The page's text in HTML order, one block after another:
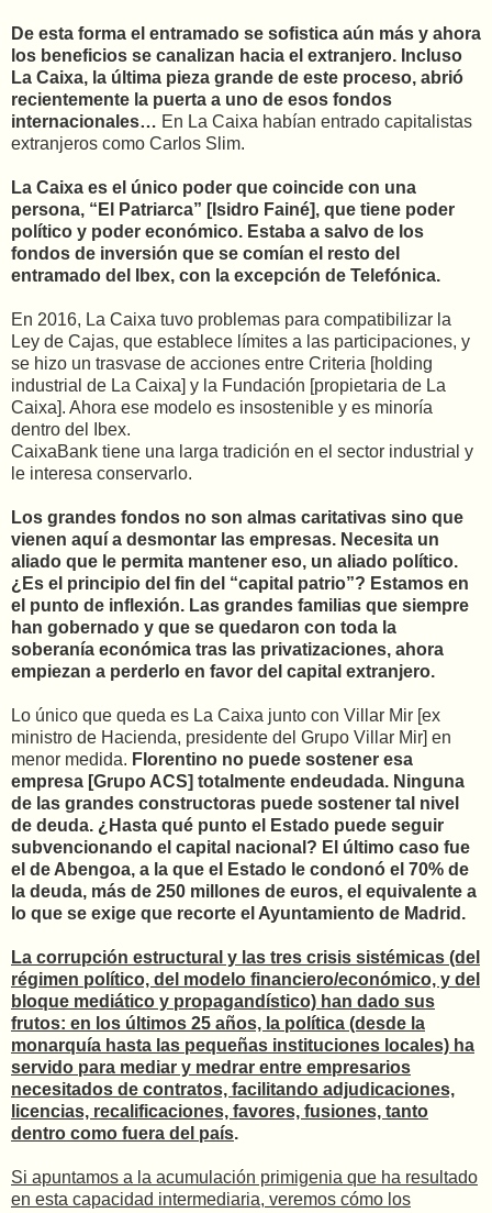
De esta forma el entramado se sofistica aún más y ahora
los beneficios se canalizan hacia el extranjero. Incluso
La Caixa, la última pieza grande de este proceso, abrió
recientemente la puerta a uno de esos fondos
internacionales… En La Caixa habían entrado capitalistas
extranjeros como Carlos Slim.
La Caixa es el único poder que coincide con una
persona, “El Patriarca” [Isidro Fainé], que tiene poder
político y poder económico. Estaba a salvo de los
fondos de inversión que se comían el resto del
entramado del Ibex, con la excepción de Telefónica.
En 2016, La Caixa tuvo problemas para compatibilizar la
Ley de Cajas, que establece límites a las participaciones, y
se hizo un trasvase de acciones entre Criteria [holding
industrial de La Caixa] y la Fundación [propietaria de La
Caixa]. Ahora ese modelo es insostenible y es minoría
dentro del Ibex.
CaixaBank tiene una larga tradición en el sector industrial y
le interesa conservarlo.
Los grandes fondos no son almas caritativas sino que
vienen aquí a desmontar las empresas. Necesita un
aliado que le permita mantener eso, un aliado político.
¿Es el principio del fin del “capital patrio”? Estamos en
el punto de inflexión. Las grandes familias que siempre
han gobernado y que se quedaron con toda la
soberanía económica tras las privatizaciones, ahora
empiezan a perderlo en favor del capital extranjero.
Lo único que queda es La Caixa junto con Villar Mir [ex
ministro de Hacienda, presidente del Grupo Villar Mir] en
menor medida. Florentino no puede sostener esa
empresa [Grupo ACS] totalmente endeudada. Ninguna
de las grandes constructoras puede sostener tal nivel
de deuda. ¿Hasta qué punto el Estado puede seguir
subvencionando el capital nacional? El último caso fue
el de Abengoa, a la que el Estado le condonó el 70% de
la deuda, más de 250 millones de euros, el equivalente a
lo que se exige que recorte el Ayuntamiento de Madrid.
La corrupción estructural y las tres crisis sistémicas (del
régimen político, del modelo financiero/económico, y del
bloque mediático y propagandístico) han dado sus
frutos: en los últimos 25 años, la política (desde la
monarquía hasta las pequeñas instituciones locales) ha
servido para mediar y medrar entre empresarios
necesitados de contratos, facilitando adjudicaciones,
licencias, recalificaciones, favores, fusiones, tanto
dentro como fuera del país.
Si apuntamos a la acumulación primigenia que ha resultado
en esta capacidad intermediaria, veremos cómo los